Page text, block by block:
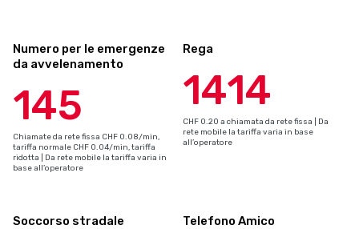
Numero per le emergenze
da avvelenamento
145
Chiamate da rete fissa CHF 0.08/min,
tariffa normale CHF 0.04/min, tariffa
ridotta | Da rete mobile la tariffa varia in
base all’operatore
Rega
1414
CHF 0.20 a chiamata da rete fissa | Da
rete mobile la tariffa varia in base
all’operatore
Soccorso stradale Telefono Amico